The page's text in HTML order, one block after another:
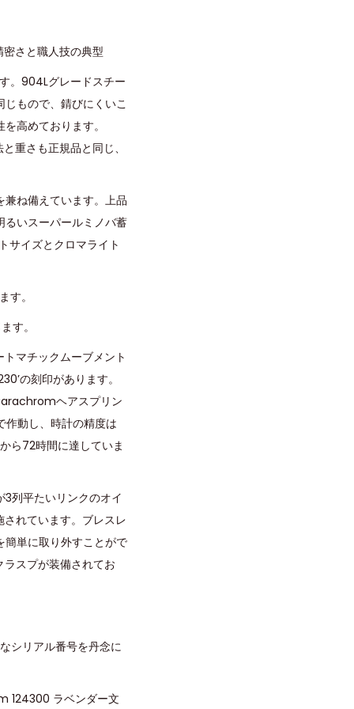
さと職人技の典型
。904Lグレードスチー
もので、錆びにくいこ
高めております。
重さも正規品と同じ、
ね備えています。上品
るいスーパールミノバ蓄
サイズとクロマライト
す。
す。
マチックムーブメント
の刻印があります。
ヘアスプリン
作動し、時計の精度は
ら72時間に達していま
列平たいリンクのオイ
れています。ブレスレ
簡単に取り外すことがで
スプが装備されてお
シリアル番号を丹念に
124300 ラベンダー文